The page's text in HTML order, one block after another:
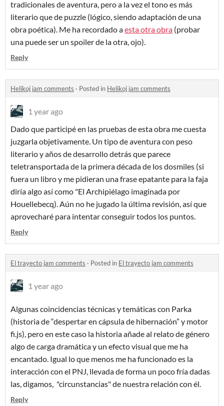
tradicionales de aventura, pero a la vez el tono es más
literario que de puzzle (lógico, siendo adaptación de una
obra poética). Me ha recordado aesta otra obra (probar
una puede ser un spoiler de la otra, ojo).
Reply
Helikoj jam comments · Posted in Helikoj jam comments
1 year ago
Dado que participé en las pruebas de esta obra me cuesta
juzgarla objetivamente. Un tipo de aventura con peso
literario y años de desarrollo detrás que parece
teletransportada de la primera década de los dosmiles (si
fuera un libro y me pidieran una frase epatante para la faja
diría algo así como "El Archipiélago imaginada por
Houellebecq). Aún no he jugado la última revisión, así que
aprovecharé para intentar conseguir todos los puntos.
Reply
El trayecto jam comments · Posted in El trayecto jam comments
1 year ago
Algunas coincidencias técnicas y temáticas con Parka
(historia de “despertar en cápsula de hibernación” y motor
fi.js), pero en este caso la historia añade al relato de género
algo de carga dramática y un efecto visual que me ha
encantado. Igual lo que menos me ha funcionado es la
interacción con el PNJ, llevada de forma un poco fría dadas
las, digamos, "circunstancias" de nuestra relación con él.
Reply